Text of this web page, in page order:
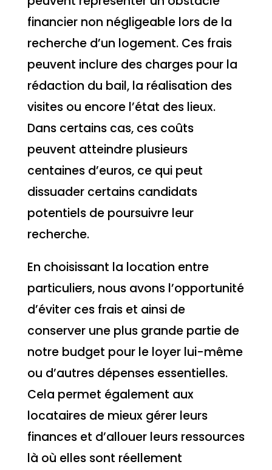
financier non négligeable lors de la
recherche d’un logement. Ces frais
peuvent inclure des charges pour la
rédaction du bail, la réalisation des
visites ou encore l’état des lieux.
Dans certains cas, ces coûts
peuvent atteindre plusieurs
centaines d’euros, ce qui peut
dissuader certains candidats
potentiels de poursuivre leur
recherche.
En choisissant la location entre
particuliers, nous avons l’opportunité
d’éviter ces frais et ainsi de
conserver une plus grande partie de
notre budget pour le loyer lui-même
ou d’autres dépenses essentielles.
Cela permet également aux
locataires de mieux gérer leurs
finances et d’allouer leurs ressources
là où elles sont réellement